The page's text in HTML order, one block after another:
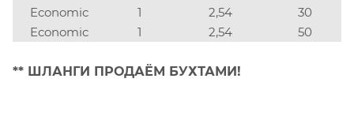
Economic
1 2,54
30
Economic
1 2,54 50
** ШЛАНГИ ПРОДАЁМ БУХТАМИ!